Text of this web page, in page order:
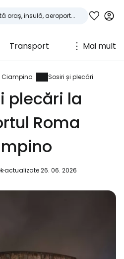
Transport Mai mult
Ciampino Sosiri și plecări
plecări la
Roma
actualizate 26. 06. 2026
vă la
a călătorilor
cu Google
cu Facebook